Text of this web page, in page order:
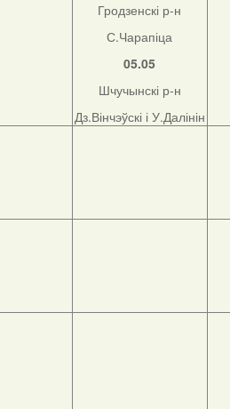
Гродзенскі р-н
С.Чарапіца
05.05
Шчучынскі р-н
Дз.Вінчэўскі і У.Далінін